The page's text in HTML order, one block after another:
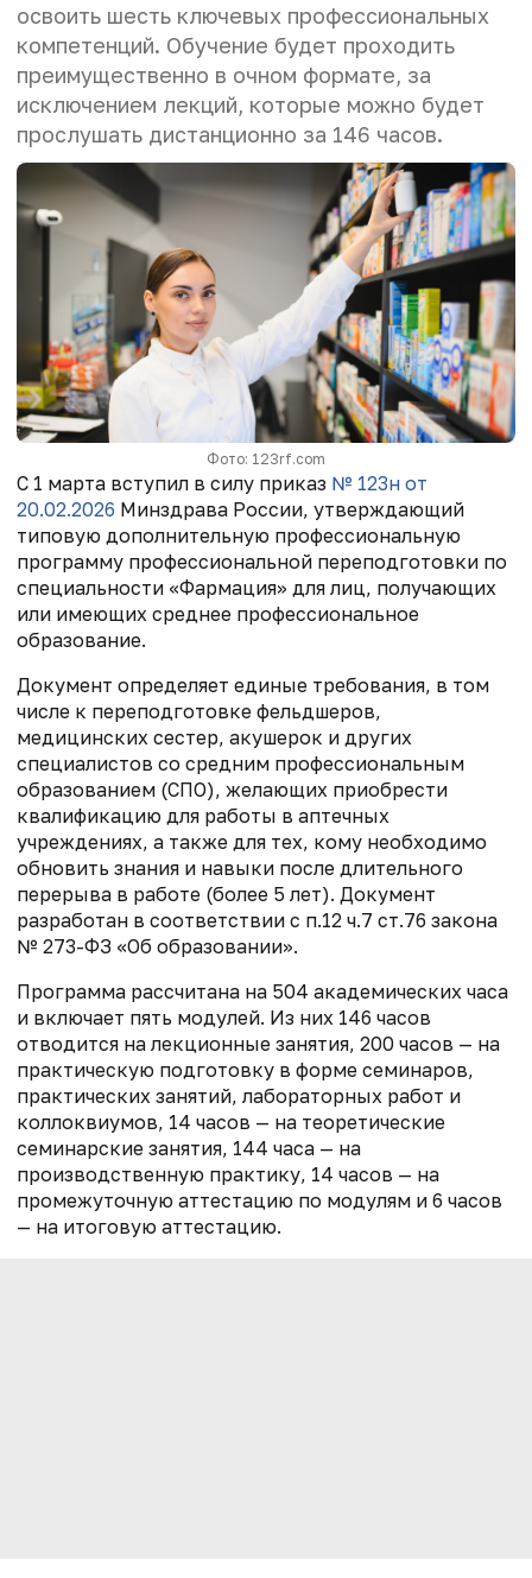
освоить шесть ключевых профессиональных
компетенций. Обучение будет проходить
преимущественно в очном формате, за
исключением лекций, которые можно будет
прослушать дистанционно за 146 часов.
Фото: 123rf.com
С 1 марта вступил в силу приказ № 123н от
20.02.2026 Минздрава России, утверждающий
типовую дополнительную профессиональную
программу профессиональной переподготовки по
специальности «Фармация» для лиц, получающих
или имеющих среднее профессиональное
образование.
Документ определяет единые требования, в том
числе к переподготовке фельдшеров,
медицинских сестер, акушерок и других
специалистов со средним профессиональным
образованием (СПО), желающих приобрести
квалификацию для работы в аптечных
учреждениях, а также для тех, кому необходимо
обновить знания и навыки после длительного
перерыва в работе (более 5 лет). Документ
разработан в соответствии с п.12 ч.7 ст.76 закона
№ 273-ФЗ «Об образовании».
Программа рассчитана на 504 академических часа
и включает пять модулей. Из них 146 часов
отводится на лекционные занятия, 200 часов — на
практическую подготовку в форме семинаров,
практических занятий, лабораторных работ и
коллоквиумов, 14 часов — на теоретические
семинарские занятия, 144 часа — на
производственную практику, 14 часов — на
промежуточную аттестацию по модулям и 6 часов
— на итоговую аттестацию.